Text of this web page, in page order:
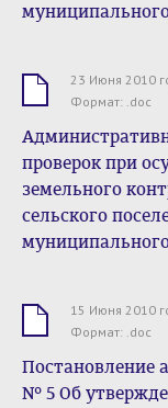
23 Июня 2010
Формат: .doc
проверок при
земельного
сельского
15 Июня 2010
Формат: .doc
Постановление
№ 5 Об